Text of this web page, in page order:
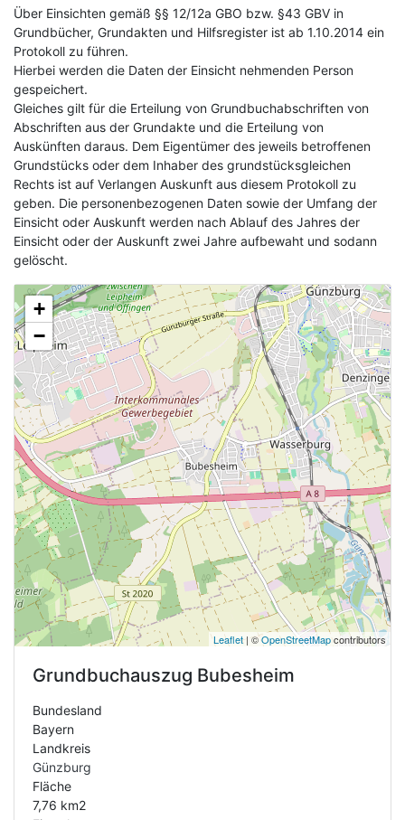
Über Einsichten gemäß §§ 12/12a GBO bzw. §43 GBV in
Grundbücher, Grundakten und Hilfsregister ist ab 1.10.2014 ein
Protokoll zu führen.
Hierbei werden die Daten der Einsicht nehmenden Person
gespeichert.
Gleiches gilt für die Erteilung von Grundbuchabschriften von
Abschriften aus der Grundakte und die Erteilung von
Auskünften daraus. Dem Eigentümer des jeweils betroffenen
Grundstücks oder dem Inhaber des grundstücksgleichen
Rechts ist auf Verlangen Auskunft aus diesem Protokoll zu
geben. Die personenbezogenen Daten sowie der Umfang der
Einsicht oder Auskunft werden nach Ablauf des Jahres der
Einsicht oder der Auskunft zwei Jahre aufbewaht und sodann
gelöscht.
+
−
Leaflet| ©OpenStreetMapcontributors
Grundbuchauszug Bubesheim
Bundesland
Bayern
Landkreis
Günzburg
Fläche
7,76 km2